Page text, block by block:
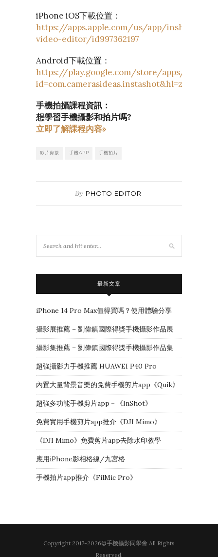
iPhone iOS下載位置：
https://apps.apple.com/us/app/inshot-
video-editor/id997362197
Android下載位置：
https://play.google.com/store/apps/details?
id=com.camerasideas.instashot&hl=zh_HK
手機拍攝課程資訊：
想學習手機攝影和拍片嗎?
立即了解課程內容»
影片剪接 手機APP 手機拍片
By PHOTO EDITOR
最新文章
iPhone 14 Pro Max值得買嗎？使用體驗分享
攝影展推薦 – 劉偉鎮國際得獎手機攝影作品展
攝影集推薦 – 劉偉鎮國際得獎手機攝影作品集
超強攝影力手機推薦 HUAWEI P40 Pro
內置大量背景音樂的免費手機剪片app《Quik》
超強多功能手機剪片app－《InShot》
免費實用手機剪片app推介《DJI Mimo》
《DJI Mimo》免費剪片app去除水印教學
應用iPhone影相格線/九宮格
手機拍片app推介《FilMic Pro》
Copyright 2017-2026©手機攝影同學會 All Rights
Reserved.